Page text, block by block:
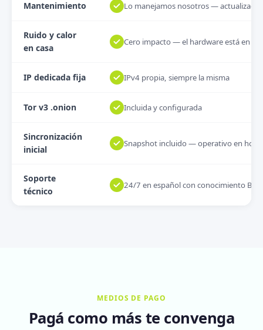
Mantenimiento Lo manejamos nosotros —
Ruido y calor
en casa
Cero impacto — el hardware está en
IP dedicada fija IPv4 propia, siempre la misma
Tor v3 .onion Incluida y configurada
Sincronización
inicial
Snapshot incluido — operativo en
Soporte
técnico
24/7 en español con conocimiento
MEDIOS DE PAGO
Pagá como más te convenga